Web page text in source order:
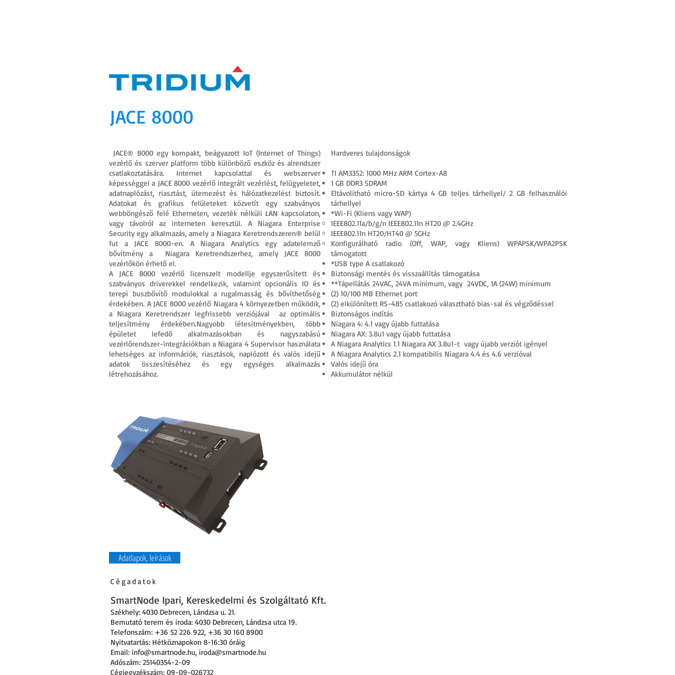
JACE 8000
JACE® 8000 egy kompakt, beágyazott IoT (Internet of Things)
vezérlő és szerver platform több különböző eszköz és alrendszer
csatlakoztatására. Internet kapcsolattal és webszerver
képességgel a JACE 8000 vezérlő integrált vezérlést, felügyeletet,
adatnaplózást, riasztást, ütemezést és hálózatkezelést biztosít.
Adatokat és grafikus felületeket közvetít egy szabványos
webböngésző felé Etherneten, vezeték nélküli LAN kapcsolaton,
vagy távolról az interneten keresztül. A Niagara Enterprise
Security egy alkalmazás, amely a Niagara Keretrendszeren® belül
fut a JACE 8000-en. A Niagara Analytics egy adatelemző
bővítmény a Niagara Keretrendszerhez, amely JACE 8000
vezérlőkön érhető el.
A JACE 8000 vezérlő licenszelt modellje egyszerűsített és
szabványos driverekkel rendelkezik, valamint opcionális IO és
terepi buszbővítő modulokkal a rugalmasság és bővíthetőség
érdekében. A JACE 8000 vezérlő Niagara 4 környezetben működik,
a Niagara Keretrendszer legfrissebb verziójával az optimális
teljesítmény érdekében.Nagyobb létesítményekben, több
épületet lefedő alkalmazásokban és nagyszabású
vezérlőrendszer-integrációkban a Niagara 4 Supervisor használata
lehetséges az információk, riasztások, naplózott és valós idejű
adatok összesítéséhez és egy egységes alkalmazás
létrehozásához.
Hardveres tulajdonságok
TI AM3352: 1000 MHz ARM Cortex-A8
1 GB DDR3 SDRAM
Eltávolítható micro-SD kártya 4 GB teljes tárhellyel/ 2 GB felhasználói
tárhellyel
*Wi-Fi (Kliens vagy WAP)
IEEE802.11a/b/g/n IEEE802.11n HT20 @ 2.4GHz
IEEE802.11n HT20/HT40 @ 5GHz
Konfigurálható radio (Off, WAP, vagy Kliens) WPAPSK/WPA2PSK
támogatott
*USB type A csatlakozó
Biztonsági mentés és visszaállítás támogatása
**Tápellátás 24VAC, 24VA minimum, vagy 24VDC, 1A (24W) minimum
(2) 10/100 MB Ethernet port
(2) elkülönített RS-485 csatlakozó választható bias-sal és végződéssel
Biztonságos indítás
Niagara 4: 4.1 vagy újabb futtatása
Niagara AX: 3.8u1 vagy újabb futtatása
A Niagara Analytics 1.1 Niagara AX 3.8u1-t vagy újabb verziót igényel
A Niagara Analytics 2.1 kompatibilis Niagara 4.4 és 4.6 verzióval
Valós idejű óra
Akkumulátor nélkül
Adatlapok, leírások
Cégadatok
SmartNode Ipari, Kereskedelmi és Szolgáltató Kft.
Székhely: 4030 Debrecen, Lándzsa u. 21.
Bemutató terem és iroda: 4030 Debrecen, Lándzsa utca 19.
Telefonszám: +36 52 226 922, +36 30 160 8900
Nyitvatartás: Hétköznapokon 8-16:30 óráig
Email: info@smartnode.hu, iroda@smartnode.hu
Adószám: 25140354-2-09
Cégjegyzékszám: 09-09-026732